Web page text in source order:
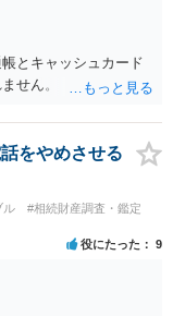
理由」のところに、
話合いが出来ない／
姉さん間の事情やい
んから見てそれは違
考える事情があれば
らお金を援助してもら
込むことだと考えま
が、裁判所や調停委員
とキャッシュカード
せん。
をやめさせる
ル
#相続財産調査・鑑定
役にたった 9